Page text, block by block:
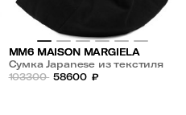
MM6 MAISON MARGIELA
Сумка Japanese из текстиля
103300 58600 ₽